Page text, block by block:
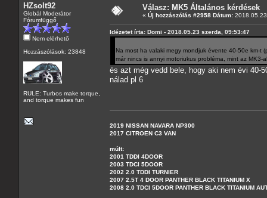
HZsolt92
Globál Moderátor
Fórumfüggő
Nem elérhető
Hozzászólások: 23848
RULE: Turbos make torque,
and torque makes fun
Válasz: MK5 Általános kérdések
« Új hozzászólás #2958 Dátum:
Idézetet írta: Domi - 2018.05.23 szerda, 09:53:47
Na most ha valaki megy mondjuk évente 40-50e km-t
már nincs is annyi motoriukus probléma, mint az
és azt még vedd bele, hogy aki nem évi 40-
nálad pl 6
2019 NISSAN NAVARA NP300
2017 CITROEN C3 VAN
múlt:
2001 TDDI 4DOOR
2003 TDCI 5DOOR
2002 2.0 TDDI TURNIER
2007 2.5T 4 DOOR PANTHER BLACK TITANIUM X
2008 2.0 TDCI 5DOOR PANTHER BLACK TITANIUM